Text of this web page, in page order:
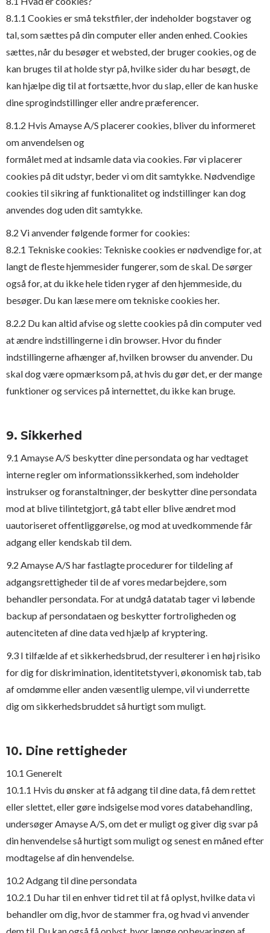
8.1.1 Cookies er små tekstfiler, der indeholder bogstaver og
tal, som sættes på din computer eller anden enhed. Cookies
sættes, når du besøger et websted, der bruger cookies, og de
kan bruges til at holde styr på, hvilke sider du har besøgt, de
kan hjælpe dig til at fortsætte, hvor du slap, eller de kan huske
dine sprogindstillinger eller andre præferencer.
8.1.2 Hvis Amayse A/S placerer cookies, bliver du informeret
om anvendelsen og
formålet med at indsamle data via cookies. Før vi placerer
cookies på dit udstyr, beder vi om dit samtykke. Nødvendige
cookies til sikring af funktionalitet og indstillinger kan dog
anvendes dog uden dit samtykke.
8.2 Vi anvender følgende former for cookies:
8.2.1 Tekniske cookies: Tekniske cookies er nødvendige for, at
langt de fleste hjemmesider fungerer, som de skal. De sørger
også for, at du ikke hele tiden ryger af den hjemmeside, du
besøger. Du kan læse mere om tekniske cookies her.
8.2.2 Du kan altid afvise og slette cookies på din computer ved
at ændre indstillingerne i din browser. Hvor du finder
indstillingerne afhænger af, hvilken browser du anvender. Du
skal dog være opmærksom på, at hvis du gør det, er der mange
funktioner og services på internettet, du ikke kan bruge.
9. Sikkerhed
9.1 Amayse A/S beskytter dine persondata og har vedtaget
interne regler om informationssikkerhed, som indeholder
instrukser og foranstaltninger, der beskytter dine persondata
mod at blive tilintetgjort, gå tabt eller blive ændret mod
uautoriseret offentliggørelse, og mod at uvedkommende får
adgang eller kendskab til dem.
9.2 Amayse A/S har fastlagte procedurer for tildeling af
adgangsrettigheder til de af vores medarbejdere, som
behandler persondata. For at undgå datatab tager vi løbende
backup af persondataen og beskytter fortroligheden og
autenciteten af dine data ved hjælp af kryptering.
9.3 I tilfælde af et sikkerhedsbrud, der resulterer i en høj risiko
for dig for diskrimination, identitetstyveri, økonomisk tab, tab
af omdømme eller anden væsentlig ulempe, vil vi underrette
dig om sikkerhedsbruddet så hurtigt som muligt.
10. Dine rettigheder
10.1 Generelt
10.1.1 Hvis du ønsker at få adgang til dine data, få dem rettet
eller slettet, eller gøre indsigelse mod vores databehandling,
undersøger Amayse A/S, om det er muligt og giver dig svar på
din henvendelse så hurtigt som muligt og senest en måned efter
modtagelse af din henvendelse.
10.2 Adgang til dine persondata
10.2.1 Du har til en enhver tid ret til at få oplyst, hvilke data vi
behandler om dig, hvor de stammer fra, og hvad vi anvender